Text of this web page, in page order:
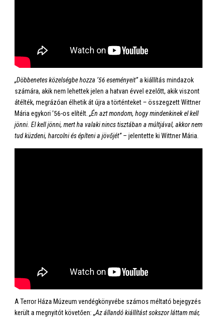
„Döbbenetes közelségbe hozza ’56 eseményeit”a kiállítás mindazok
számára, akik nem lehettek jelen a hatvan évvel ezelőtt, akik viszont
átélték, megrázóan élhetik át újra a történteket – összegzett Wittner
Mária egykori ’56-os elítélt. „Én azt mondom, hogy mindenkinek el kell
jönni. El kell jönni, mert ha valaki nincs tisztában a múltjával, akkor nem
tud küzdeni, harcolni és építeni a jövőjét” – jelentette ki Wittner Mária.
A Terror Háza Múzeum vendégkönyvébe számos méltató bejegyzés
került a megnyitót követően: „Az állandó kiállítást sokszor láttam már,